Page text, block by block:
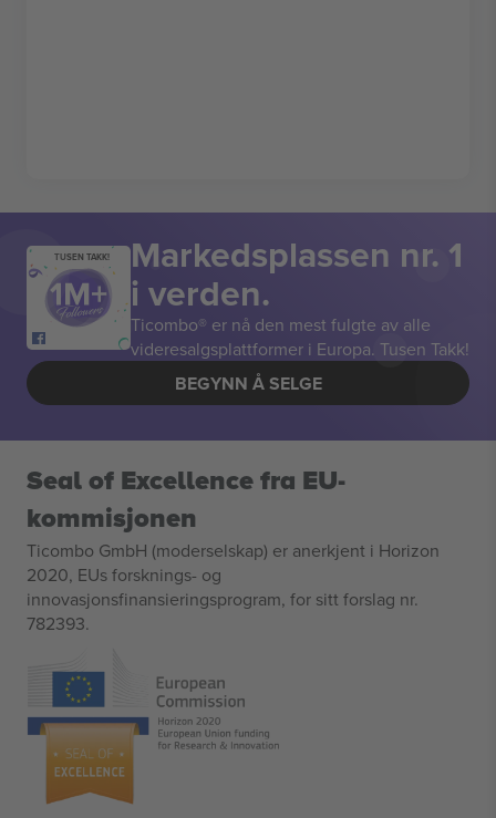
TUSEN TAKK! Markedsplassen nr. 1
i verden.
Ticombo® er nå den mest fulgte av alle
videresalgsplattformer i Europa. Tusen Takk!
BEGYNN Å SELGE
Seal of Excellence fra EU-
kommisjonen
Ticombo GmbH (moderselskap) er anerkjent i Horizon
2020, EUs forsknings- og
innovasjonsfinansieringsprogram, for sitt forslag nr.
782393.